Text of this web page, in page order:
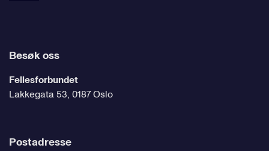
Besøk oss
Fellesforbundet
Lakkegata 53, 0187 Oslo
Postadresse